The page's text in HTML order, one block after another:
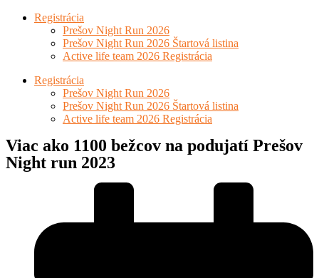
Registrácia
Prešov Night Run 2026
Prešov Night Run 2026 Štartová listina
Active life team 2026 Registrácia
Registrácia
Prešov Night Run 2026
Prešov Night Run 2026 Štartová listina
Active life team 2026 Registrácia
Viac ako 1100 bežcov na podujatí Prešov
Night run 2023